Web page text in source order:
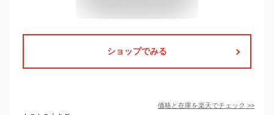
ショップでみる
価格と在庫を楽天でチェック >>